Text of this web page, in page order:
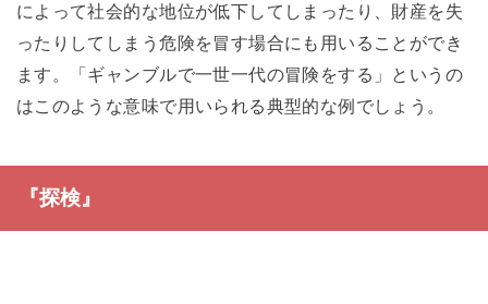
によって社会的な地位が低下してしまったり、財産を失
ったりしてしまう危険を冒す場合にも用いることができ
ます。「ギャンブルで一世一代の冒険をする」というの
はこのような意味で用いられる典型的な例でしょう。
『探検』